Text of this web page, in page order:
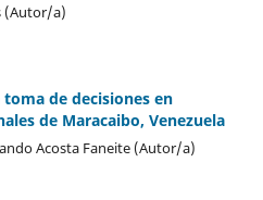
(Autor/a)
de decisiones en
de Maracaibo, Venezuela
Acosta Faneite (Autor/a)